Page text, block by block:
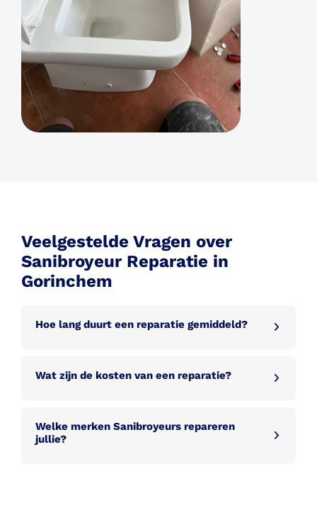
Veelgestelde Vragen over
Sanibroyeur Reparatie in
Gorinchem
Hoe lang duurt een reparatie gemiddeld?
Wat zijn de kosten van een reparatie?
Welke merken Sanibroyeurs repareren
jullie?